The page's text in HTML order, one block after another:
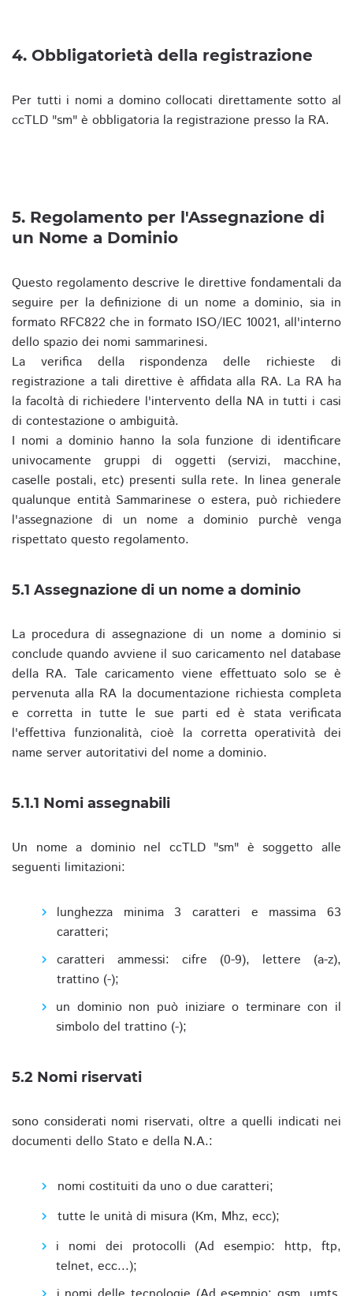
4. Obbligatorietà della registrazione
Per tutti i nomi a domino collocati direttamente sotto al
ccTLD "sm" è obbligatoria la registrazione presso la RA.
5. Regolamento per l'Assegnazione di
un Nome a Dominio
Questo regolamento descrive le direttive fondamentali da
seguire per la definizione di un nome a dominio, sia in
formato RFC822 che in formato ISO/IEC 10021, all'interno
dello spazio dei nomi sammarinesi.
La verifica della rispondenza delle richieste di
registrazione a tali direttive è affidata alla RA. La RA ha
la facoltà di richiedere l'intervento della NA in tutti i casi
di contestazione o ambiguità.
I nomi a dominio hanno la sola funzione di identificare
univocamente gruppi di oggetti (servizi, macchine,
caselle postali, etc) presenti sulla rete. In linea generale
qualunque entità Sammarinese o estera, può richiedere
l'assegnazione di un nome a dominio purchè venga
rispettato questo regolamento.
5.1 Assegnazione di un nome a dominio
La procedura di assegnazione di un nome a dominio si
conclude quando avviene il suo caricamento nel database
della RA. Tale caricamento viene effettuato solo se è
pervenuta alla RA la documentazione richiesta completa
e corretta in tutte le sue parti ed è stata verificata
l'effettiva funzionalità, cioè la corretta operatività dei
name server autoritativi del nome a dominio.
5.1.1 Nomi assegnabili
Un nome a dominio nel ccTLD "sm" è soggetto alle
seguenti limitazioni:
lunghezza minima 3 caratteri e massima 63
caratteri;
caratteri ammessi: cifre (0-9), lettere (a-z),
trattino (-);
un dominio non può iniziare o terminare con il
simbolo del trattino (-);
5.2 Nomi riservati
sono considerati nomi riservati, oltre a quelli indicati nei
documenti dello Stato e della N.A.:
nomi costituiti da uno o due caratteri;
tutte le unità di misura (Km, Mhz, ecc);
i nomi dei protocolli (Ad esempio: http, ftp,
telnet, ecc...);